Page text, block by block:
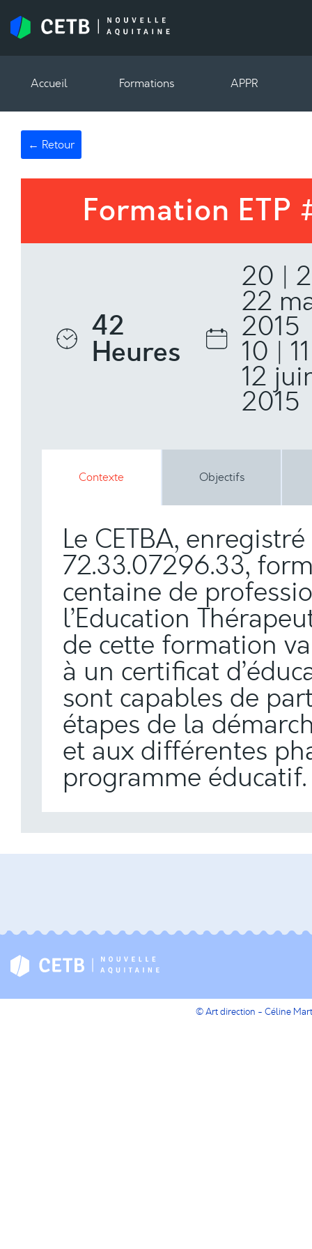
Accueil Formations APPR
← Retour
Formation ETP
42
Heures
20 |
22
2015
10 |
12
2015
Contexte Objectifs
Le CETBA,
72.33.07296.33,
centaine de
l’Education
de cette formation
à un certificat
sont capables de
étapes de la
et aux différentes
programme éducatif.
© Art direction - Céline